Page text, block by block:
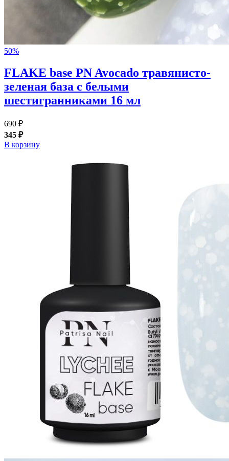
50%
FLAKE base PN Avocado травянисто-
зеленая база с белыми
шестигранниками 16 мл
690 ₽
345 ₽
В корзину